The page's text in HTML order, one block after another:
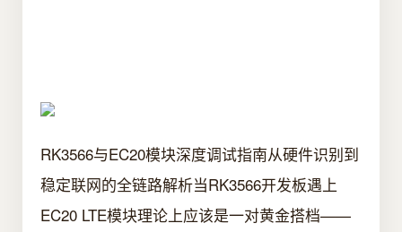
RK3566与EC20模块深度调试指南从硬件识别到
稳定联网的全链路解析当RK3566开发板遇上
EC20 LTE模块理论上应该是一对黄金搭档——